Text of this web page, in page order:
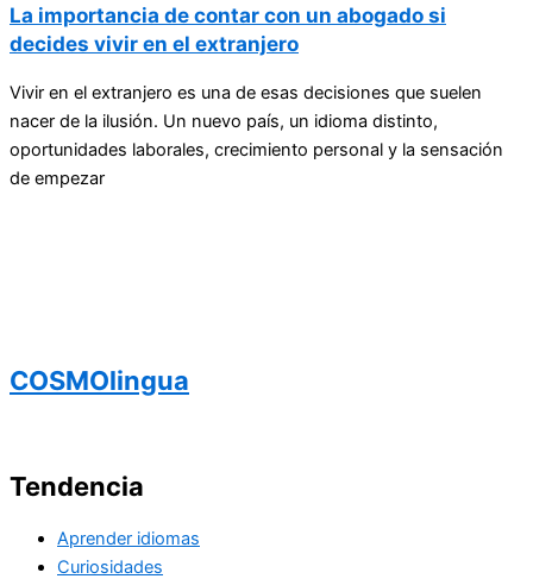
La importancia de contar con un abogado si
decides vivir en el extranjero
Vivir en el extranjero es una de esas decisiones que suelen
nacer de la ilusión. Un nuevo país, un idioma distinto,
oportunidades laborales, crecimiento personal y la sensación
de empezar
COSMOlingua
Tendencia
Aprender idiomas
Curiosidades